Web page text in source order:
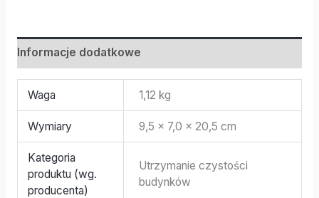
Informacje dodatkowe
Waga 1,12 kg
Wymiary 9,5 × 7,0 × 20,5 cm
Kategoria
produktu (wg.
producenta)
Utrzymanie czystości
budynków